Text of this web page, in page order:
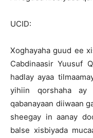
UCID:
Xoghayaha guud ee
Cabdinaasir Yuusuf
hadlay ayaa
yihiin qorshaha ay
qabanayaan diiwaan
sheegay in aanay
balse xisbiyada